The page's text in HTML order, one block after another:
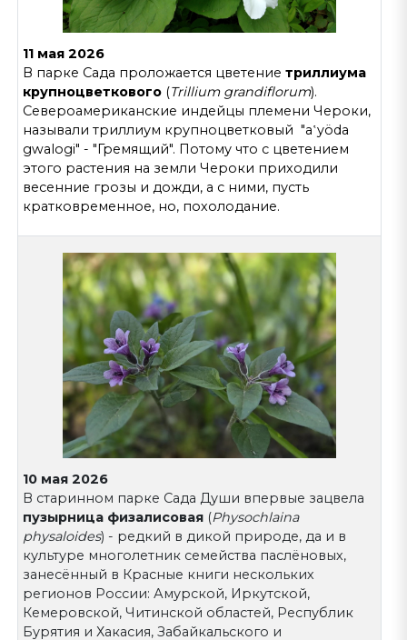
11 мая 2026
В парке Сада проложается цветениетриллиума
крупноцветкового (Trillium grandiflorum).
Североамериканские индейцы племени Чероки,
называли триллиум крупноцветковый "a‛yöda
gwalogi" - "Гремящий". Потому что с цветением
этого растения на земли Чероки приходили
весенние грозы и дожди, а с ними, пусть
кратковременное, но, похолодание.
10 мая 2026
В старинном парке Сада Души впервые зацвела
пузырница физалисовая (Physochlaina
physaloides) - редкий в дикой природе, да и в
культуре многолетник семейства паслёновых,
занесённый в Красные книги нескольких
регионов России: Амурской, Иркутской,
Кемеровской, Читинской областей, Республик
Бурятия и Хакасия, Забайкальского и